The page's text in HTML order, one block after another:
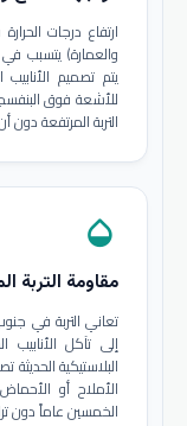
ارتفاع درجات
والعمارة) يتسبب في
يتم تصميم
للأشعة فوق
التربة المرتفعة
opacity
مقاومة التربة
تعاني التربة في
إلى تآكل الأنابيب
البلاستيكية
الأملاح أو
الخمسين عاماً دون